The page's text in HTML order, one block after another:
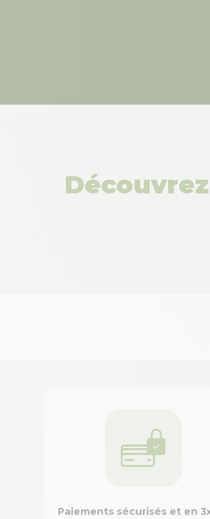
Paiements sécurisés et en